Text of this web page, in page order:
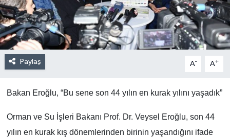
Paylaş A- A+
Bakan Eroğlu, “Bu sene son 44 yılın en kurak yılını yaşadık”
Orman ve Su İşleri Bakanı Prof. Dr. Veysel Eroğlu, son 44
yılın en kurak kış dönemlerinden birinin yaşandığını ifade